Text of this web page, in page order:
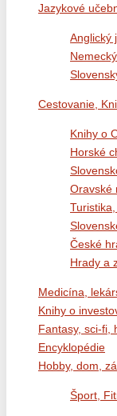
Jazykové
Anglický
Cestovanie,
Knihy o
Horské
Oravské
České
Hrady a
Medicína,
Knihy o
Fantasy, sci-fi,
Encyklopédie
Hobby, dom,
Šport,